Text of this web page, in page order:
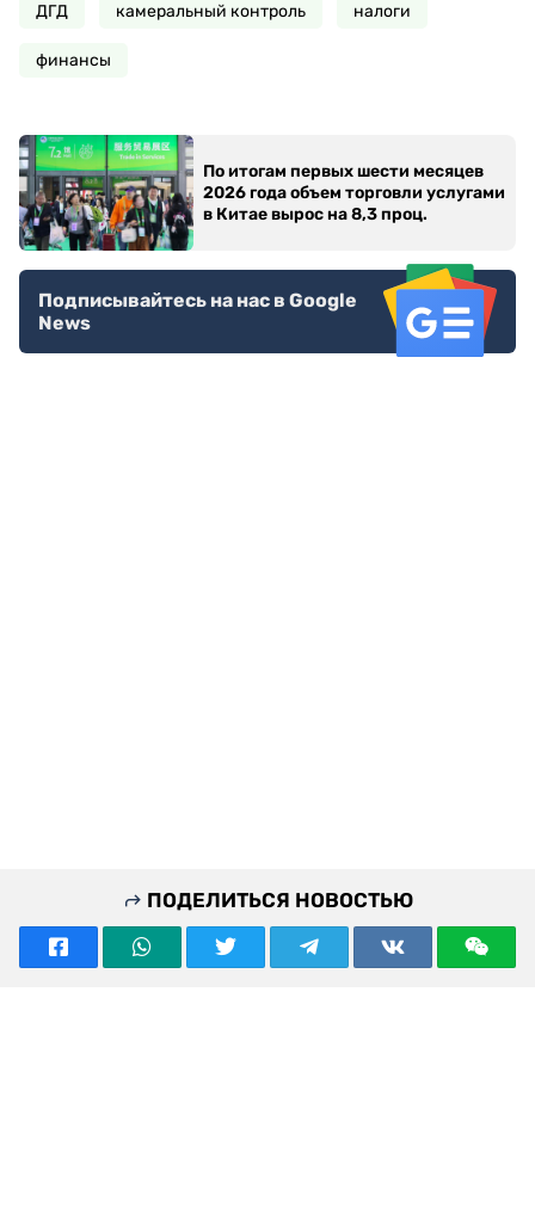
ДГД камеральный контроль налоги
финансы
По итогам первых шести месяцев
2026 года объем торговли услугами
в Китае вырос на 8,3 проц.
Подписывайтесь на нас в Google
News
ПОДЕЛИТЬСЯ НОВОСТЬЮ